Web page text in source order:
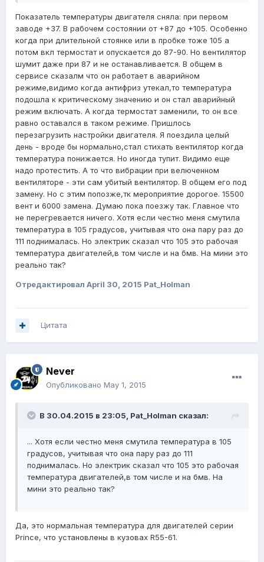
Показатель температуры двигателя сняла: при первом
заводе +37. В рабочем состоянии от +87 до +105. Особенно
когда при длительной стоянке или в пробке тоже 105 а
потом вкл термостат и опускается до 87-90. Но вентилятор
шумит даже при 87 и не останавливается. В общем в
сервисе сказалм что он работает в аварийном
режиме,видимо когда антифриз утекал,то температура
подошла к критическому значению и он стал аварийный
режим включать. А когда термостат заменили, то он все
равно оставался в таком режиме. Пришлось
перезагрузить настройки двигателя. Я поездила целый
день - вроде бы нормально,стал стихать вентилятор когда
температура понижается. Но иногда тупит. Видимо еще
надо протестить. А то что вибрации при велюченном
вентиляторе - эти сам убитый вентилятор. В общем его под
замену. Но с этим попозже,тк мероприятие дорогое. 15500
вент и 6000 замена. Думаю пока поезжу так. Главное что
не перегревается ничего. Хотя если честно меня смутила
температура в 105 градусов, учитывая что она пару раз до
111 поднималась. Но электрик сказал что 105 это рабочая
температура двигателей,в том числе и на бмв. На мини это
реально так?
Отредактировал April 30, 2015 Pat_Holman
Цитата
Never
Опубликовано May 1, 2015
В 30.04.2015 в 23:05, Pat_Holman сказал:
... Хотя если честно меня смутила температура в 105
градусов, учитывая что она пару раз до 111
поднималась. Но электрик сказал что 105 это рабочая
температура двигателей,в том числе и на бмв. На
мини это реально так?
Да, это нормальная температура для двигателей серии
Prince, что установлены в кузовах R55-61.